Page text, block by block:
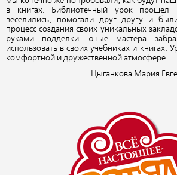
в книгах. Библиотечный урок прошел
веселились, помогали друг другу и
процесс создания своих уникальных
руками подделки юные мастера
использовать в своих учебниках и книгах.
комфортной и дружественной атмосфере.
Цыганкова Мария